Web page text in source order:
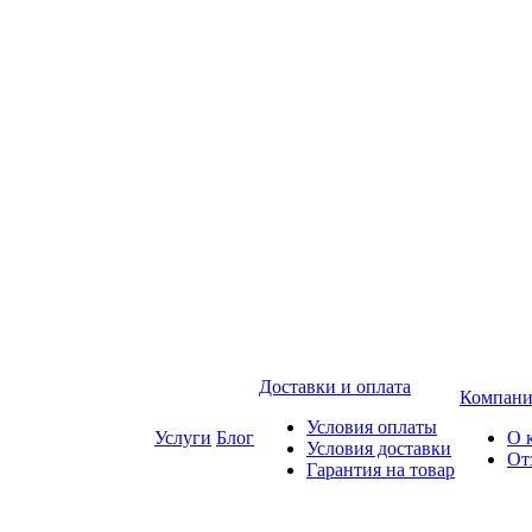
Услуги Блог
Доставки и оплата
Условия оплаты
Условия доставки
Гарантия на товар
О